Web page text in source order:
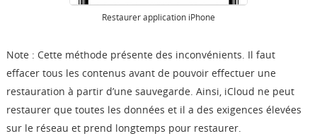
Restaurer application iPhone
Note : Cette méthode présente des inconvénients. Il faut
effacer tous les contenus avant de pouvoir effectuer une
restauration à partir d’une sauvegarde. Ainsi, iCloud ne peut
restaurer que toutes les données et il a des exigences élevées
sur le réseau et prend longtemps pour restaurer.